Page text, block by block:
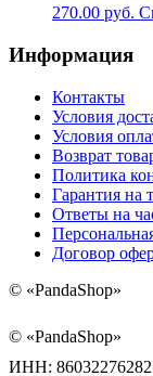
270.00 руб.
Информация
Контакты
Условия
Условия
Возврат
Политика
Гарантия на
Ответы на
Договор
© «PandaShop»
© «PandaShop»
ИНН: